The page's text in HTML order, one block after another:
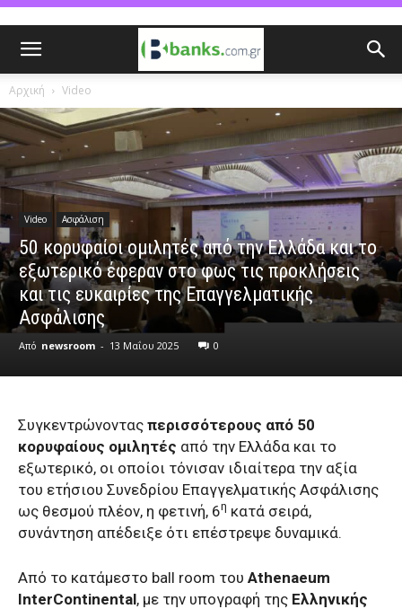
Αρχική Video
Video Ασφάλιση
50 κορυφαίοι ομιλητές από την Ελλάδα και το
εξωτερικό έφεραν στο φως τις προκλήσεις
και τις ευκαιρίες της Επαγγελματικής
Ασφάλισης
Από newsroom - 13 Μαΐου 2025 0
Συγκεντρώνοντας περισσότερους από 50
κορυφαίους ομιλητές από την Ελλάδα και το
εξωτερικό, οι οποίοι τόνισαν ιδιαίτερα την αξία
του ετήσιου Συνεδρίου Επαγγελματικής Ασφάλισης
ως θεσμού πλέον, η φετινή, 6η κατά σειρά,
συνάντηση απέδειξε ότι επέστρεψε δυναμικά.
Από το κατάμεστο ball room του Athenaeum
InterContinental, με την υπογραφή της Ελληνικής